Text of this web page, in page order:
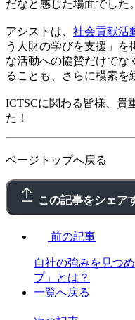
だなと感じた場面でした。
アシストは、 社会貢献活
う人財の学びを支援」を
な活動への協賛だけでな
ることも、さらに模索を
ICTSCに関わる皆様、貴
た！
ページトップへ戻る
この記事をシェア
前の記事
自社の強みを見つ
プ」とは？
一覧へ戻る